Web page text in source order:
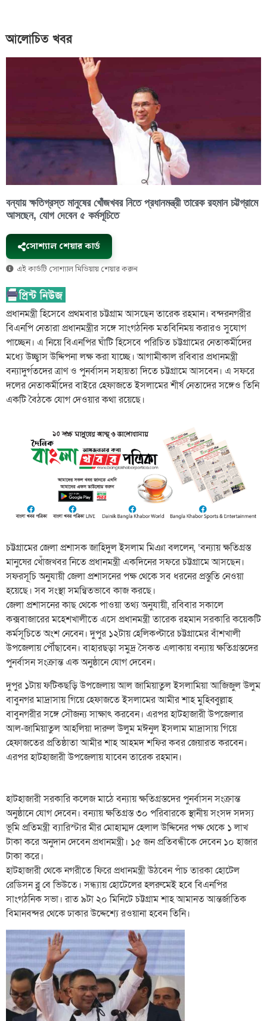
আলোচিত খবর
বন্যায় ক্ষতিগ্রস্ত মানুষের খোঁজখবর নিতে প্রধানমন্ত্রী তারেক রহমান চট্টগ্রামে
আসছেন, যোগ দেবেন ৫ কর্মসূচিতে
সোশ্যাল শেয়ার কার্ড
এই কার্ডটি সোশ্যাল মিডিয়ায় শেয়ার করুন
প্রধানমন্ত্রী হিসেবে প্রথমবার চট্টগ্রাম আসছেন তারেক রহমান। বন্দরনগরীর
বিএনপি নেতারা প্রধানমন্ত্রীর সঙ্গে সাংগঠনিক মতবিনিময় করারও সুযোগ
পাচ্ছেন। এ নিয়ে বিএনপির ঘাঁটি হিসেবে পরিচিত চট্টগ্রামের নেতাকর্মীদের
মধ্যে উচ্ছ্বাস উদ্দিপনা লক্ষ করা যাচ্ছে। আগামীকাল রবিবার প্রধানমন্ত্রী
বন্যাদুর্গতদের ত্রাণ ও পুনর্বাসন সহায়তা দিতে চট্টগ্রামে আসবেন। এ সফরে
দলের নেতাকর্মীদের বাইরে হেফাজতে ইসলামের শীর্ষ নেতাদের সঙ্গেও তিনি
একটি বৈঠকে যোগ দেওয়ার কথা রয়েছে।
চট্টগ্রামের জেলা প্রশাসক জাহিদুল ইসলাম মিঞা বললেন, ‘বন্যায় ক্ষতিগ্রস্ত
মানুষের খোঁজখবর নিতে প্রধানমন্ত্রী একদিনের সফরে চট্টগ্রামে আসছেন।
সফরসূচি অনুযায়ী জেলা প্রশাসনের পক্ষ থেকে সব ধরনের প্রস্তুতি নেওয়া
হয়েছে। সব সংস্থা সমন্বিতভাবে কাজ করছে।
জেলা প্রশাসনের কাছ থেকে পাওয়া তথ্য অনুযায়ী, রবিবার সকালে
কক্সবাজারের মহেশখালীতে এসে প্রধানমন্ত্রী তারেক রহমান সরকারি কয়েকটি
কর্মসূচিতে অংশ নেবেন। দুপুর ১২টায় হেলিকপ্টারে চট্টগ্রামের বাঁশখালী
উপজেলায় পৌঁছাবেন। বাহারছড়া সমুদ্র সৈকত এলাকায় বন্যায় ক্ষতিগ্রস্তদের
পুনর্বাসন সংক্রান্ত এক অনুষ্ঠানে যোগ দেবেন।
দুপুর ১টায় ফটিকছড়ি উপজেলায় আল জামিয়াতুল ইসলামিয়া আজিজুল উলুম
বাবুনগর মাদ্রাসায় গিয়ে হেফাজতে ইসলামের আমীর শাহ মুহিব্বুল্লাহ
বাবুনগরীর সঙ্গে সৌজন্য সাক্ষাৎ করবেন। এরপর হাটহাজারী উপজেলার
আল-জামিয়াতুল আহলিয়া দারুল উলুম মঈনুল ইসলাম মাদ্রাসায় গিয়ে
হেফাজতের প্রতিষ্ঠাতা আমীর শাহ আহমদ শফির কবর জেয়ারত করবেন।
এরপর হাটহাজারী উপজেলায় যাবেন তারেক রহমান।
হাটহাজারী সরকারি কলেজ মাঠে বন্যায় ক্ষতিগ্রস্তদের পুনর্বাসন সংক্রান্ত
অনুষ্ঠানে যোগ দেবেন। বন্যায় ক্ষতিগ্রস্ত ৩০ পরিবারকে স্থানীয় সংসদ সদস্য
ভূমি প্রতিমন্ত্রী ব্যারিস্টার মীর মোহাম্মদ হেলাল উদ্দিনের পক্ষ থেকে ১ লাখ
টাকা করে অনুদান দেবেন প্রধানমন্ত্রী। ১৫ জন প্রতিবন্ধীকে দেবেন ১০ হাজার
টাকা করে।
হাটহাজারী থেকে নগরীতে ফিরে প্রধানমন্ত্রী উঠবেন পাঁচ তারকা হোটেল
রেডিসন ব্লু বে ভিউতে। সন্ধ্যায় হোটেলের হলরুমেই হবে বিএনপির
সাংগঠনিক সভা। রাত ৯টা ২০ মিনিটে চট্টগ্রাম শাহ আমানত আন্তর্জাতিক
বিমানবন্দর থেকে ঢাকার উদ্দেশ্যে রওয়ানা হবেন তিনি।